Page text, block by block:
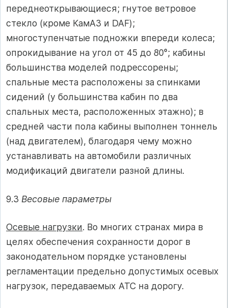
переднеоткрывающиеся; гну­тое ветровое
стекло (кроме КамАЗ и DAF);
многоступенчатые подножки впереди колеса;
опрокидывание на угол от 45 до 80°; кабины
большинства моделей подрессорены;
спальные места расположены за спинками
сидений (у большинства кабин по два
спальных места, расположенных этажно); в
сред­ней части пола кабины выполнен тон­нель
(над двигателем), благодаря че­му можно
устанавливать на автомоби­ли различных
модификаций двигатели разной длины.
9.3 Весовые параметры
Осевые нагрузки. Во многих стра­нах мира в
целях обеспечения сохранности дорог в
законодательном поряд­ке установлены
регламентации предельно допустимых осевых
нагрузок, передаваемых АТС на дорогу.